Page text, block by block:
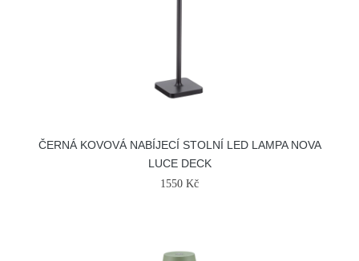
ČERNÁ KOVOVÁ NABÍJECÍ STOLNÍ LED LAMPA NOVA
LUCE DECK
1550 Kč